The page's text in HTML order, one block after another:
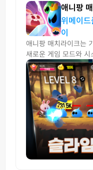
애니팡
위메이드
이
애니팡 매치라이크는
새로운 게임 모드와 시